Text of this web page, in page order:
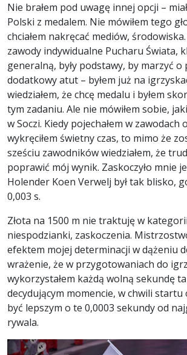
Nie brałem pod uwagę innej opcji –
Polski z medalem. Nie mówiłem tego
chciałem nakręcać mediów,
zawody indywidualne Pucharu Świata,
generalną, były podstawy, by marzyć o
dodatkowy atut – byłem już na
wiedziałem, że chcę medalu i byłem
tym zadaniu. Ale nie mówiłem sobie,
w Soczi. Kiedy pojechałem w zawodach
wykręciłem świetny czas, to mimo że
sześciu zawodników wiedziałem, że
poprawić mój wynik. Zaskoczyło mnie
Holender Koen Verwelj był tak blisko,
0,003 s.
Złota na 1500 m nie traktuję w
niespodzianki, zaskoczenia.
efektem mojej determinacji w dążeniu
wrażenie, że w przygotowaniach do
wykorzystałem każdą wolną sekundę
decydującym momencie, w chwili
być lepszym o te 0,0003 sekundy od
rywala.